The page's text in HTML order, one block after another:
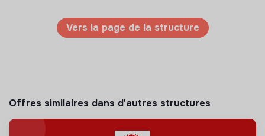
Vers la page de la structure
Offres similaires dans d'autres structures